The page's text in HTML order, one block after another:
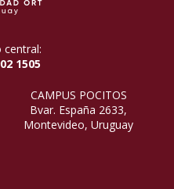
central:
1505
CAMPUS POCITOS
Bvar. España 2633,
Montevideo, Uruguay